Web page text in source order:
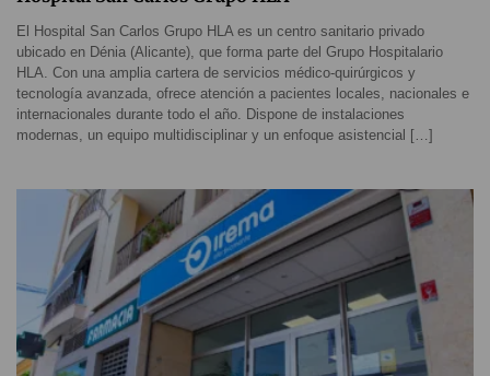
El Hospital San Carlos Grupo HLA es un centro sanitario privado
ubicado en Dénia (Alicante), que forma parte del Grupo Hospitalario
HLA. Con una amplia cartera de servicios médico-quirúrgicos y
tecnología avanzada, ofrece atención a pacientes locales, nacionales e
internacionales durante todo el año. Dispone de instalaciones
modernas, un equipo multidisciplinar y un enfoque asistencial […]